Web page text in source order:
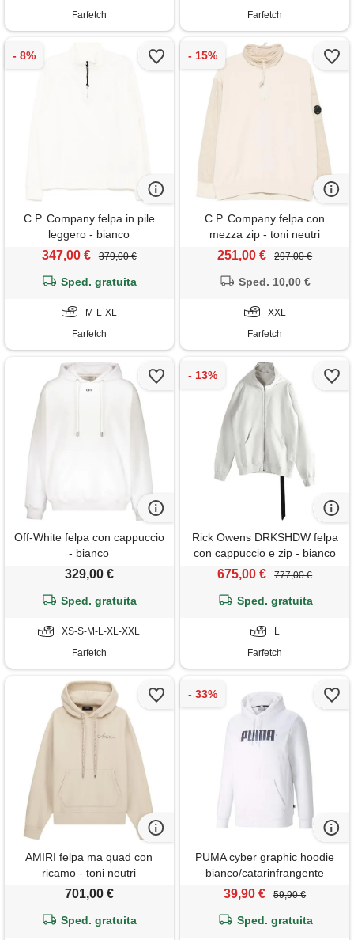
Farfetch
Farfetch
C.P. Company felpa in pile
leggero - bianco
347,00 € 379,00 €
Sped. gratuita
M-L-XL
Farfetch
C.P. Company felpa con
mezza zip - toni neutri
251,00 € 297,00 €
Sped. 10,00 €
XXL
Farfetch
Off-White felpa con cappuccio
- bianco
329,00 €
Sped. gratuita
XS-S-M-L-XL-XXL
Farfetch
Rick Owens DRKSHDW felpa
con cappuccio e zip - bianco
675,00 € 777,00 €
Sped. gratuita
L
Farfetch
AMIRI felpa ma quad con
ricamo - toni neutri
701,00 €
Sped. gratuita
PUMA cyber graphic hoodie
bianco/catarinfrangente
39,90 € 59,90 €
Sped. gratuita